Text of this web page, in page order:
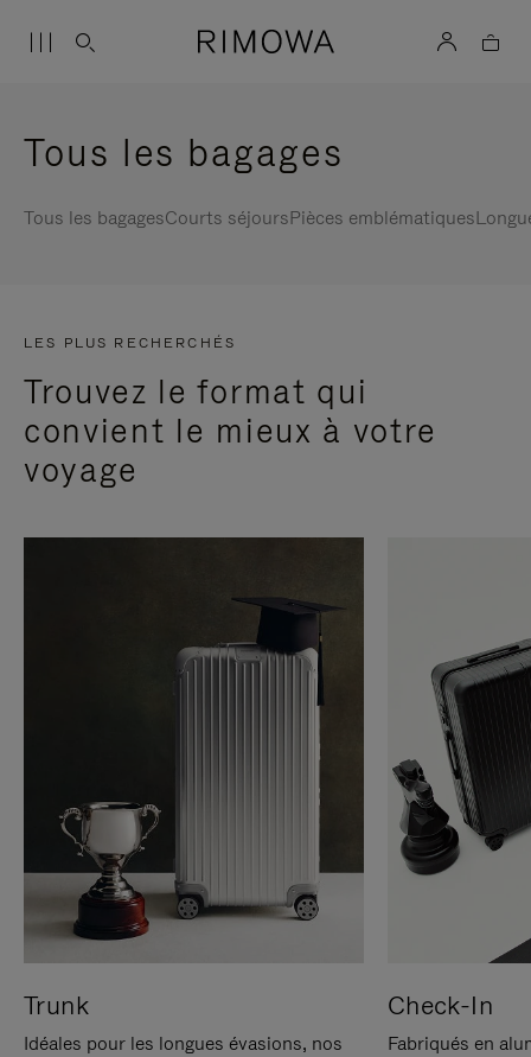
Tous les bagages
Tous les bagagesCourts séjoursPièces emblématiques
LES PLUS RECHERCHÉS
Trouvez le format qui
convient le mieux à votre
voyage
Trunk
Idéales pour les longues évasions, nos
Check-In
Fabriqués en